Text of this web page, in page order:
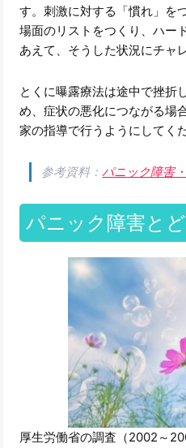
す。刺激に対する「慣れ」を
場面のリストをつくり、ハー
あえて、そうした状況にチャ
とくに曝露療法は途中で挫折
め、症状の悪化につながる場
家の指導で行うようにしてく
参考資料： パニック障害
パニック障害と
厚生労働省の調査（2002～